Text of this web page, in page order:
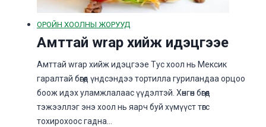
ОРОЙН ХООЛНЫ ЖОРУУД
Амттай wrap хийж идэцгээе
Амттай wrap хийж идэцгээе Тус хоол нь Мексик
гаралтай бөгөөд үндсэндээ тортилла гуриландаа орцоо
боож идэх уламжлалаас үүдэлтэй. Хөнгөн бөгөөд
тэжээллэг энэ хоол нь яарч буй хүмүүст төгс
тохирохоос гадна…